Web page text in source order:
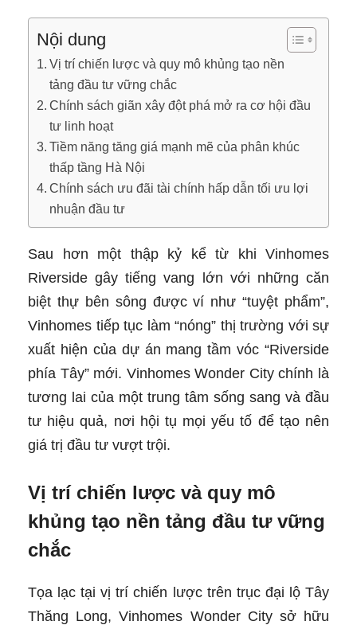
Nội dung
Vị trí chiến lược và quy mô khủng tạo nền
tảng đầu tư vững chắc
Chính sách giãn xây đột phá mở ra cơ hội đầu
tư linh hoạt
Tiềm năng tăng giá mạnh mẽ của phân khúc
thấp tầng Hà Nội
Chính sách ưu đãi tài chính hấp dẫn tối ưu lợi
nhuận đầu tư
Sau hơn một thập kỷ kể từ khi Vinhomes
Riverside gây tiếng vang lớn với những căn
biệt thự bên sông được ví như “tuyệt phẩm”,
Vinhomes tiếp tục làm “nóng” thị trường với sự
xuất hiện của dự án mang tầm vóc “Riverside
phía Tây” mới. Vinhomes Wonder City chính là
tương lai của một trung tâm sống sang và đầu
tư hiệu quả, nơi hội tụ mọi yếu tố để tạo nên
giá trị đầu tư vượt trội.
Vị trí chiến lược và quy mô
khủng tạo nền tảng đầu tư vững
chắc
Tọa lạc tại vị trí chiến lược trên trục đại lộ Tây
Thăng Long, Vinhomes Wonder City sở hữu